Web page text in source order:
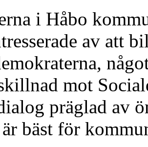
i Håbo
av att
mot
präglad av
bäst för